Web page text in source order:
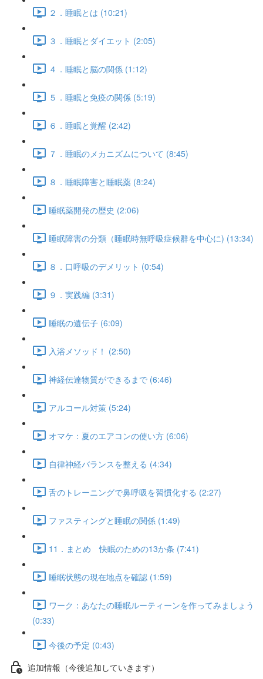
２．睡眠とは (10:21)
３．睡眠とダイエット (2:05)
４．睡眠と脳の関係 (1:12)
５．睡眠と免疫の関係 (5:19)
６．睡眠と覚醒 (2:42)
７．睡眠のメカニズムについて (8:45)
８．睡眠障害と睡眠薬 (8:24)
睡眠薬開発の歴史 (2:06)
睡眠障害の分類（睡眠時無呼吸症候群を中心に) (13:34)
８．口呼吸のデメリット (0:54)
９．実践編 (3:31)
睡眠の遺伝子 (6:09)
入浴メソッド！ (2:50)
神経伝達物質ができるまで (6:46)
アルコール対策 (5:24)
オマケ：夏のエアコンの使い方 (6:06)
自律神経バランスを整える (4:34)
舌のトレーニングで鼻呼吸を習慣化する (2:27)
ファスティングと睡眠の関係 (1:49)
11．まとめ 快眠のための13か条 (7:41)
睡眠状態の現在地点を確認 (1:59)
ワーク：あなたの睡眠ルーティーンを作ってみましょう
(0:33)
今後の予定 (0:43)
追加情報（今後追加していきます）